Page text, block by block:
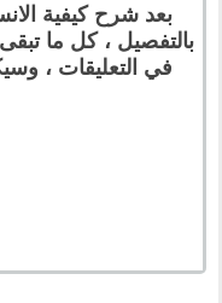
بعد شرح كيفية
بالتفصيل ، كل ما
في التعليقات ،